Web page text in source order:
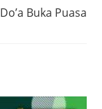
Do’a Buka Puasa